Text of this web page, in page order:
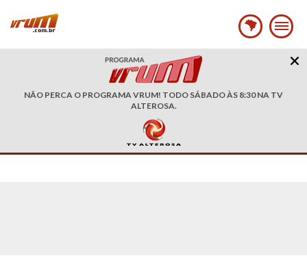
NÃO PERCA O PROGRAMA VRUM! TODO SÁBADO ÀS 8:30 NA TV
ALTEROSA.